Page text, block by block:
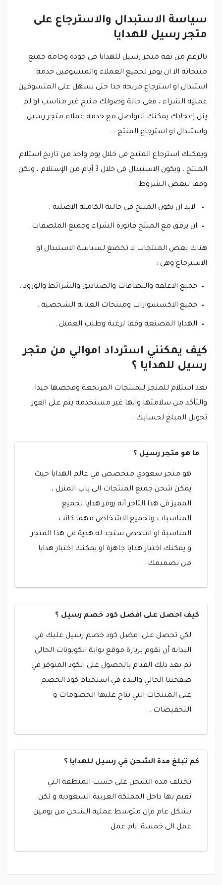
سياسة الاستبدال والاسترجاع على
متجر رسيل للهدايا
بالرغم من ثقة متجر رسيل للهدايا فى جودة وخامة جميع
منتجاته الا ان يوفر لجميع العملاء والمتسوقين خدمة
استبدال او استرجاع مريحة جدا حتى يسهل على المتسوقين
عملية الشراء ، ففى حالة وصولك منتج غير مناسب او لم
ينل إعجابك يمكنك التواصل مع خدمة عملاء متجر رسيل
واستبدال او استرجاع المنتج .
ويمكنك استرجاع المنتج فى خلال يوم واحد من تاريخ استلام
المنتج ، ويكون الاستبدال فى خلال 3 أيام من الإستلام ، ولكن
وفقا لبعض الشروط :
لابد ان يكون المنتج فى حالته الكاملة الاصلية .
ان يرفق مع المنتج فاتورة الشراء وجميع الملصقات .
هناك بعض المنتجات لا تخضع لسياسة الاستبدال او
الاسترجاع وهى :
جميع الاغلفة والبطاقات والصناديق والشرائط والورود .
جميع الاكسسوارات ومنتجات العناية الشخصية .
الهدايا المصنعة وفقا لرغبة وطلب العميل .
كيف يمكنني استرداد اموالي من متجر
رسيل للهدايا ؟
بعد استلام للمتجر للمنتجات المرتجعة وفحصها جيدا
والتأكد من سلامتها وانها غير مستخدمة يتم على الفور
تحويل المبلغ لحسابك .
ما هو متجر رسيل ؟
هو متجر سعودي متخصص في عالم الهدايا حيث
يمكن شحن جميع المنتجات الى باب المنزل ،
المميز في هذا التاجر أنه يوفر هدايا لجميع
المناسبات ولجميع الاشخاص مهما كانت
المناسبة او اشخص ستجد له هدية في هذا المتجر
و يمكنك اختيار هدايا جاهزة او يمكنك اختيار هدايا
من تصميمك .
كيف احصل على افضل كود خصم رسيل ؟
لكي تحصل على افضل كود خصم رسيل عليك في
البداية أن تقوم بزيارة موقع بوابة الكوبونات الحالي
ثم بعد ذلك القيام بالحصول على الكود المتوفر في
صفحتنا الحالي والبدء في استخدام كود الخصم
على المنتجات التي يتاح عليها الخصومات و
التخفيضات .
كم تبلغ مدة الشحن في رسيل للهدايا ؟
تختلف مدة الشحن على حسب المنطقة التي
تقيم بها داخل المملكة العربية السعودية و لكن
بشكل عام فإن متوسط عملية الشحن من يومين
عمل الى خمسة ايام عمل .